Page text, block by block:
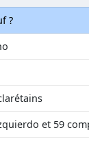
?
et 59